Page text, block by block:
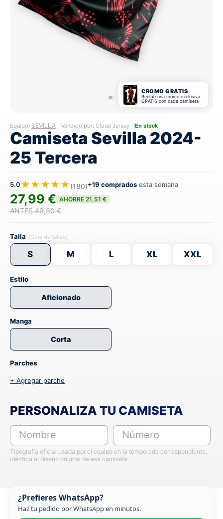
CROMO GRATIS
Recibe una cromo exclusiva
GRATIS con cada camiseta
Equipo: SEVILLA Vendido por: Cloud Jersey En stock
Camiseta Sevilla 2024-
25 Tercera
5.0★★★★★(180)+19 comprados esta semana
27,99 € AHORRE 21,51 €
ANTES 49,50 €
Talla (Guía de tallas)
S M L XL XXL
Estilo
Aficionado
Manga
Corta
Parches
+ Agregar parche
PERSONALIZA TU CAMISETA
Nombre Número
Tipografía oficial usada por el equipo en la temporada correspondiente,
idéntica al diseño original de esa camiseta.
¿Prefieres WhatsApp?
Haz tu pedido por WhatsApp en minutos.